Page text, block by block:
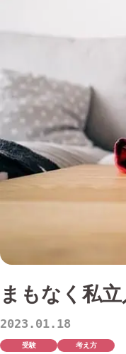
まもなく私
2023.01.18
受験 考え方